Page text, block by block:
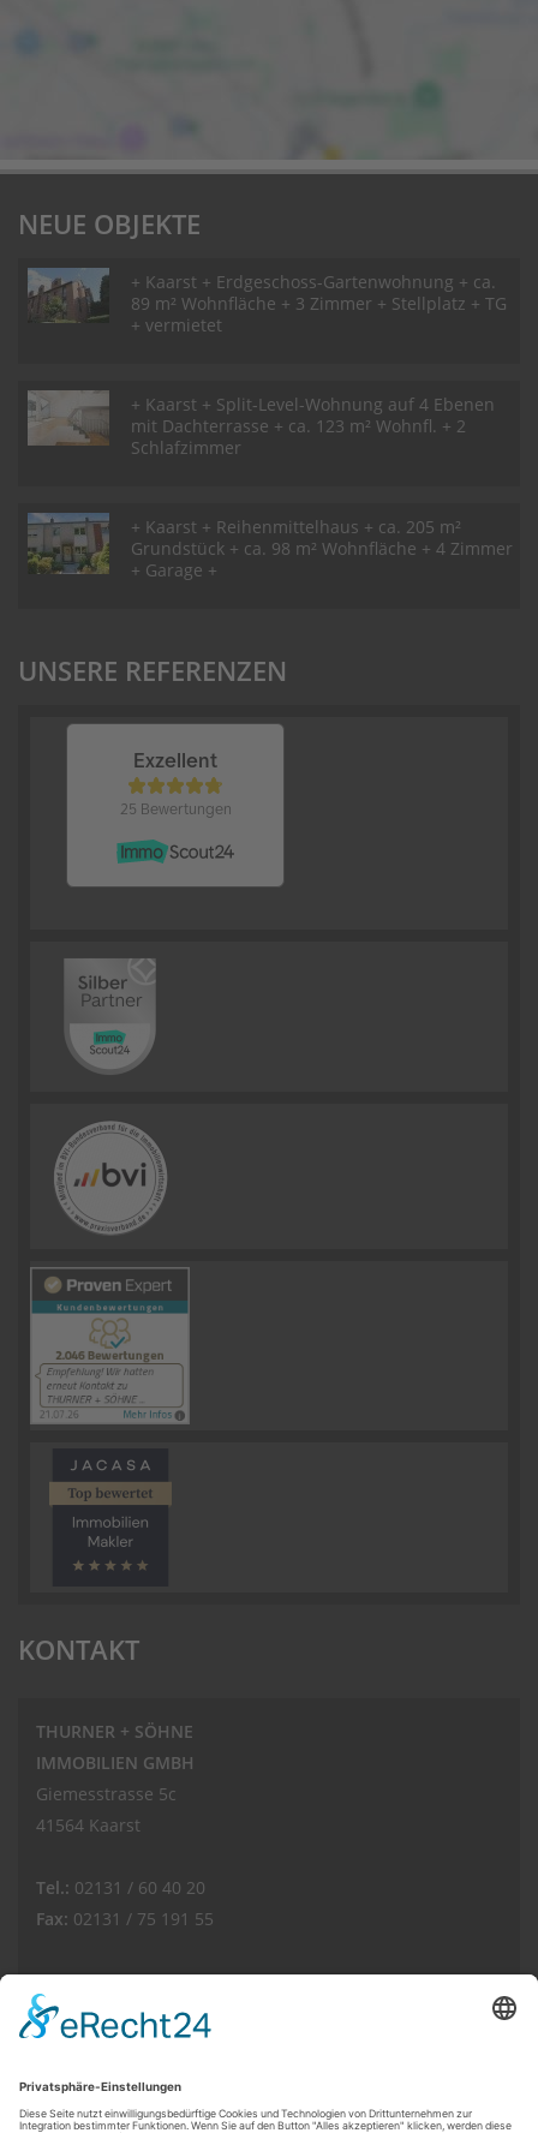
NEUE OBJEKTE
+ Kaarst + Erdgeschoss-Gartenwohnung + ca.
89 m² Wohnfläche + 3 Zimmer + Stellplatz + TG
+ vermietet
+ Kaarst + Split-Level-Wohnung auf 4 Ebenen
mit Dachterrasse + ca. 123 m² Wohnfl. + 2
Schlafzimmer
+ Kaarst + Reihenmittelhaus + ca. 205 m²
Grundstück + ca. 98 m² Wohnfläche + 4 Zimmer
+ Garage +
UNSERE REFERENZEN
KONTAKT
THURNER + SÖHNE
IMMOBILIEN GMBH
Giemesstrasse 5c
41564 Kaarst
Tel.: 02131 / 60 40 20
Fax: 02131 / 75 191 55
E-Mail:
info(at)thurnerimmobilien.de
Web:
Kundenbewertungen und Erfahrungen zu
THURNER + SÖHNE Immobilien GmbH